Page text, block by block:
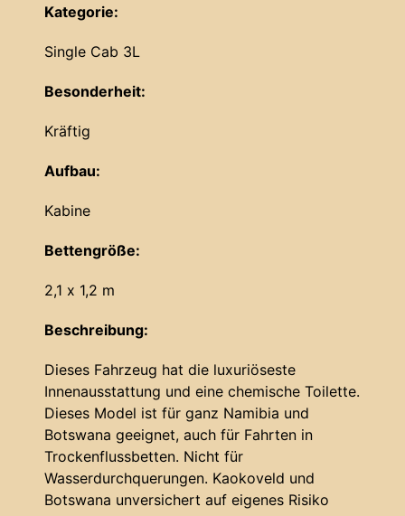
Kategorie:
Single Cab 3L
Besonderheit:
Kräftig
Aufbau:
Kabine
Bettengröße:
2,1 x 1,2 m
Beschreibung:
Dieses Fahrzeug hat die luxuriöseste
Innenausstattung und eine chemische Toilette.
Dieses Model ist für ganz Namibia und
Botswana geeignet, auch für Fahrten in
Trockenflussbetten. Nicht für
Wasserdurchquerungen. Kaokoveld und
Botswana unversichert auf eigenes Risiko